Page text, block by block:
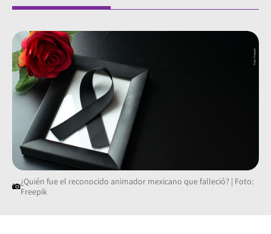
¿Quién fue el reconocido animador mexicano que falleció? | Foto:
Freepik